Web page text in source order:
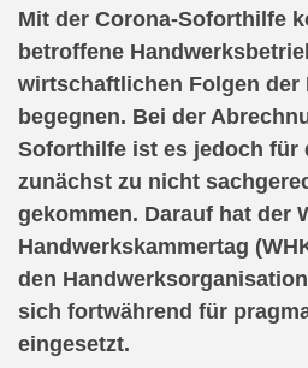
Mit der Corona-Soforthilfe
betroffene
wirtschaftlichen Folgen
begegnen. Bei der
Soforthilfe ist es jedoch für
zunächst zu nicht
gekommen. Darauf hat der
Handwerkskammertag
den
sich fortwährend für
eingesetzt.